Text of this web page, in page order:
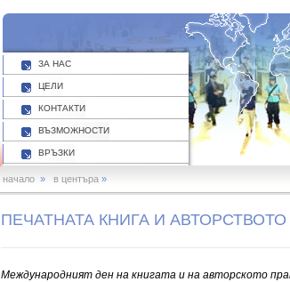
ЗА НАС
ЦЕЛИ
КОНТАКТИ
ВЪЗМОЖНОСТИ
ВРЪЗКИ
начало » в центъра »
ПЕЧАТНАТА КНИГА И АВТОРСТВОТО
Международният ден на книгата и на авторското